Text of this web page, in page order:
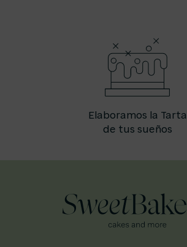
Elaboramos la Tarta
de tus sueños